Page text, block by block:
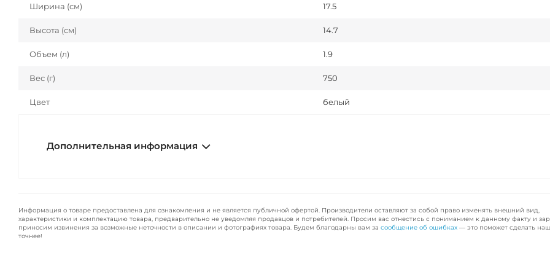
Ширина (см) 17.5
Высота (см) 14.7
Объем (л) 1.9
Вес (г) 750
Цвет белый
Дополнительная информация
Информация о товаре предоставлена для ознакомления и не является публичной офертой. Производители оставляют за собой право изменять внешний вид,
характеристики и комплектацию товара, предварительно не уведомляя продавцов и потребителей. Просим вас отнестись с пониманием к данному факту и
приносим извинения за возможные неточности в описании и фотографиях товара. Будем благодарны вам за сообщение об ошибках — это поможет сделать
точнее!